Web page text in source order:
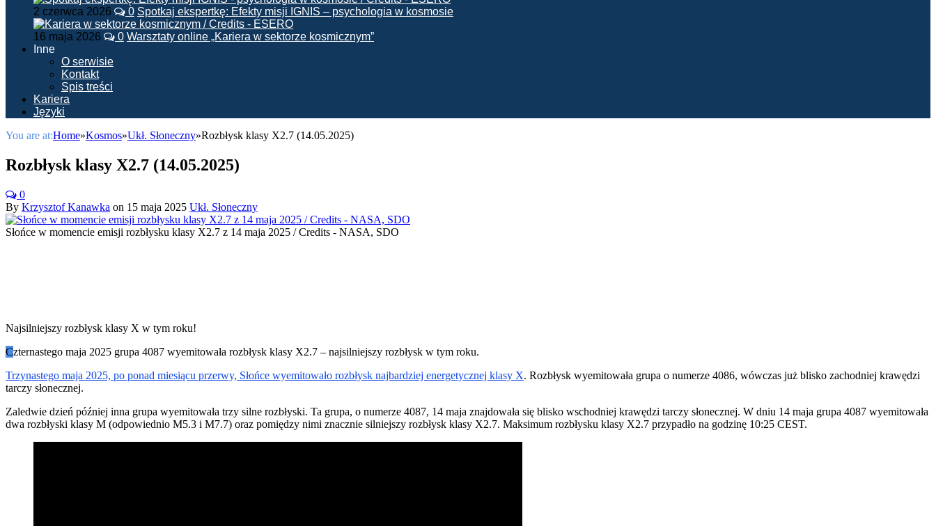
2 czerwca 2026 0 Spotkaj ekspertkę: Efekty misji IGNIS – psychologia w kosmosie
16 maja 2026 0 Warsztaty online „Kariera w sektorze kosmicznym”
Inne
O serwisie
Kontakt
Spis treści
Kariera
Języki
You are at:Home»Kosmos»Ukł. Słoneczny»Rozbłysk klasy X2.7 (14.05.2025)
Rozbłysk klasy X2.7 (14.05.2025)
0
By Krzysztof Kanawka on 15 maja 2025 Ukł. Słoneczny
Słońce w momencie emisji rozbłysku klasy X2.7 z 14 maja 2025 / Credits - NASA, SDO
Najsilniejszy rozbłysk klasy X w tym roku!
Czternastego maja 2025 grupa 4087 wyemitowała rozbłysk klasy X2.7 – najsilniejszy rozbłysk w tym roku.
Trzynastego maja 2025, po ponad miesiącu przerwy, Słońce wyemitowało rozbłysk najbardziej energetycznej klasy X. Rozbłysk wyemitowała grupa o numerze 4086, wówczas już blisko zachodniej krawędzi
tarczy słonecznej.
Zaledwie dzień później inna grupa wyemitowała trzy silne rozbłyski. Ta grupa, o numerze 4087, 14 maja znajdowała się blisko wschodniej krawędzi tarczy słonecznej. W dniu 14 maja grupa 4087 wyemitowała
dwa rozbłyski klasy M (odpowiednio M5.3 i M7.7) oraz pomiędzy nimi znacznie silniejszy rozbłysk klasy X2.7. Maksimum rozbłysku klasy X2.7 przypadło na godzinę 10:25 CEST.